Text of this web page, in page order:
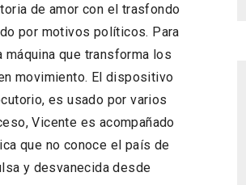
de amor con el trasfondo
por motivos políticos. Para
que transforma los
movimiento. El dispositivo
es usado por varios
Vicente es acompañado
que no conoce el país de
y desvanecida desde